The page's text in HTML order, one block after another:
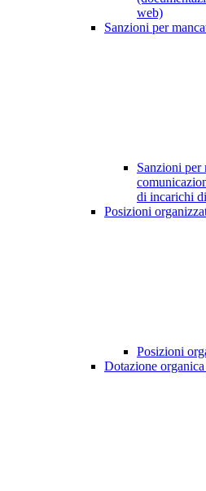
web)
Sanzioni per
Sanzioni per
di incarichi
Posizioni
Posizioni
Dotazione organica